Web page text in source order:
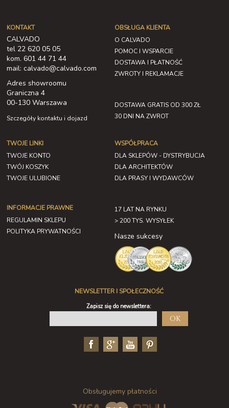
KONTAKT
CALVADO
tel 22 620 05 05
kom. 601 44 71 44
mail: calvado@calvado.com
Adres showroomu
Graniczna 4
00-130 Warszawa
Szczegóły kontaktu i dojazd
OBSŁUGA KLIENTA
O CALVADO
POMOC I WSPARCIE
DOSTAWA I PŁATNOŚĆ
ZWROTY I REKLAMACJE
DOSTAWA GRATIS OD 300 ZŁ
30 DNI NA ZWROT
TWOJE LINKI
TWOJE KONTO
TWÓJ KOSZYK
TWOJE ULUBIONE
INFORMACJE PRAWNE
REGULAMIN SKLEPU
POLITYKA PRYWATNOŚCI
WSPÓŁPRACA
DLA SKLEPÓW - DYSTRYBUCJA
DLA ARCHITEKTÓW
DLA PRASY I WYDAWCÓW
17 LAT NA RYNKU
> 200 TYS. WYSYŁEK
Nasze sukcesy
NEWSLETTER I SPOŁECZNOŚĆ
Zapisz się do newslettera:
OK
Obsługujemy płatności